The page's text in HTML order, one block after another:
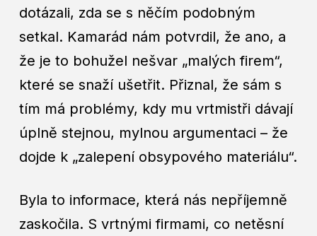
dotázali, zda se s něčím podobným
setkal. Kamarád nám potvrdil, že ano, a
že je to bohužel nešvar „malých firem“,
které se snaží ušetřit. Přiznal, že sám s
tím má problémy, kdy mu vrtmistři dávají
úplně stejnou, mylnou argumentaci – že
dojde k „zalepení obsypového materiálu“.
Byla to informace, která nás nepříjemně
zaskočila. S vrtnými firmami, co netěsní